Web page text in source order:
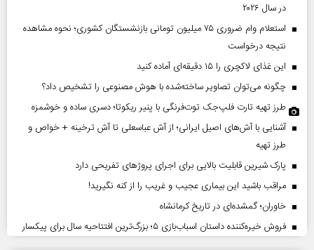
در سال ۲۰۲۶
استعلام وام ضروری ۷۵ میلیون تومانی بازنشستگان کشوری؛ نحوه مشاهده
نتیجه درخواست
این غذای لاکچری را ۱۵ دقیقه‌ای آماده کنید
چگونه می‌توان تصاویر ساخته‌شده با هوش مصنوعی را تشخیص داد؟
طرز تهیه تارت فلپ‌جک توت‌فرنگی با پنیر ریکوتا؛ دسری ساده و خوشمزه
آشنایی با آش‌های اصیل ایرانی؛ از آش عباسعلی تا آش ترخینه + خواص و
طرز تهیه
پارک شیرین قابلیت‌ بالایی برای اجرای پروژهای تفریحی دارد
مراقب باشید این بیماری عجیب و غریب را از کنه نگیرید!
خاوران؛ گمشده‌ای در تاریخ کرمانشاه
فروش خیره‌کننده داستان اسباب‌بازی ۵؛ بزرگ‌ترین افتتاحیه سال برای پیکسار